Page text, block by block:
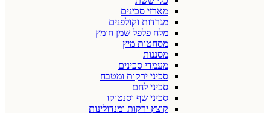
מארזי סכינים
מגרדות וקולפנים
מלח פלפל שמן חומץ
מסחטות מיץ
מסננות
מעמדי סכינים
סכיני ירקות ומטבח
סכיני לחם
סכיני שף וסנטוקו
קוצץ ירקות ומנדולינות